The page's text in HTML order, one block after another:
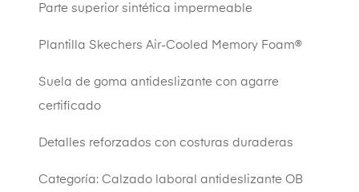
Parte superior sintética impermeable
Plantilla Skechers Air-Cooled Memory Foam®
Suela de goma antideslizante con agarre
certificado
Detalles reforzados con costuras duraderas
Categoría: Calzado laboral antideslizante OB